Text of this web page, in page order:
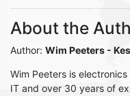
About the
Author: Wim Peeters -
Wim Peeters is
IT and over 30 years of